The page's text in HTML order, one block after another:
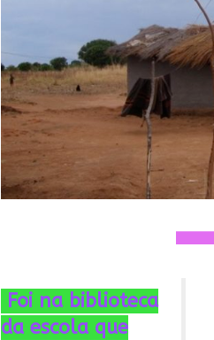
Foi na biblioteca
da escola que